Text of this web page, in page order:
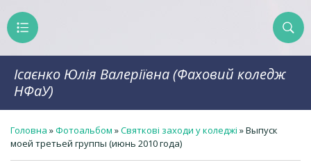
Ісаєнко Юлія Валеріївна (Фаховий коледж
НФаУ)
Головна »Фотоальбом »Святкові заходи у коледжі » Выпуск
моей третьей группы (июнь 2010 года)